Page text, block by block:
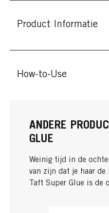
Product Informatie
How-to-Use
ANDERE
GLUE
Weinig tijd in de
van zijn dat je haar
Taft Super Glue is de